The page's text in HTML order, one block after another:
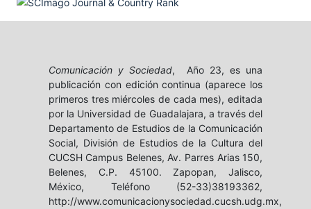
Comunicación y Sociedad, Año 23, es una
publicación con edición continua (aparece los
primeros tres miércoles de cada mes), editada
por la Universidad de Guadalajara, a través del
Departamento de Estudios de la Comunicación
Social, División de Estudios de la Cultura del
CUCSH Campus Belenes, Av. Parres Arias 150,
Belenes, C.P. 45100. Zapopan, Jalisco,
México, Teléfono (52-33)38193362,
http://www.comunicacionysociedad.cucsh.udg.mx,